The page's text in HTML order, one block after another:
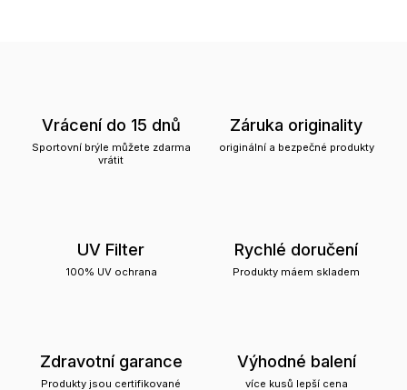
Vrácení do 15 dnů
Sportovní brýle můžete zdarma
vrátit
Záruka originality
originální a bezpečné produkty
UV Filter
100% UV ochrana
Rychlé doručení
Produkty máem skladem
Zdravotní garance
Produkty jsou certifikované
Výhodné balení
více kusů lepší cena